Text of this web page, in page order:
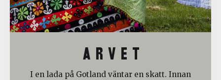
A R V E T
I en lada på Gotland väntar en skatt. Innan